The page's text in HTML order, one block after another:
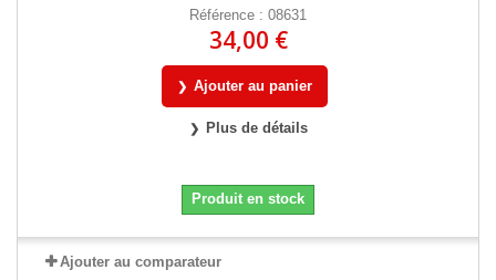
Référence : 08631
34,00 €
Ajouter au panier
Plus de détails
Produit en stock
Ajouter au comparateur